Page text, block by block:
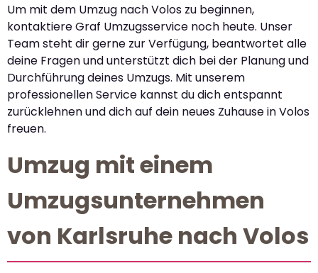
Um mit dem Umzug nach Volos zu beginnen,
kontaktiere Graf Umzugsservice noch heute. Unser
Team steht dir gerne zur Verfügung, beantwortet alle
deine Fragen und unterstützt dich bei der Planung und
Durchführung deines Umzugs. Mit unserem
professionellen Service kannst du dich entspannt
zurücklehnen und dich auf dein neues Zuhause in Volos
freuen.
Umzug mit einem
Umzugsunternehmen
von Karlsruhe nach Volos